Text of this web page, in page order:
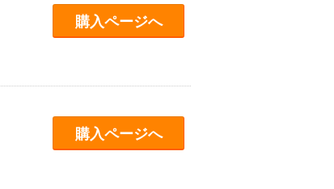
購入ページへ
購入ページへ